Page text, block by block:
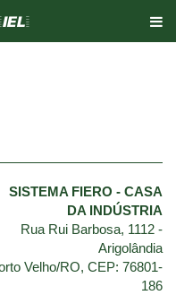
SISTEMA FIERO - CASA
DA INDÚSTRIA
Rua Rui Barbosa, 1112 -
Arigolândia
Velho/RO, CEP: 76801-
186